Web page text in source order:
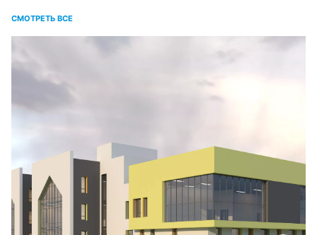
СМОТРЕТЬ ВСЕ